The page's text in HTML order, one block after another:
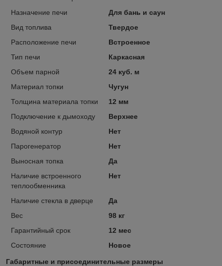
Назначение печи
Для бань и саун
Вид топлива
Твердое
Расположение печи
Встроенное
Тип печи
Каркасная
Объем парной
24 куб. м
Материал топки
Чугун
Толщина материала топки
12 мм
Подключение к дымоходу
Верхнее
Водяной контур
Нет
Парогенератор
Нет
Выносная топка
Да
Наличие встроенного
теплообменника
Нет
Наличие стекла в дверце
Да
Вес
98 кг
Гарантийный срок
12 мес
Состояние
Новое
Габаритные и присоединительные размеры